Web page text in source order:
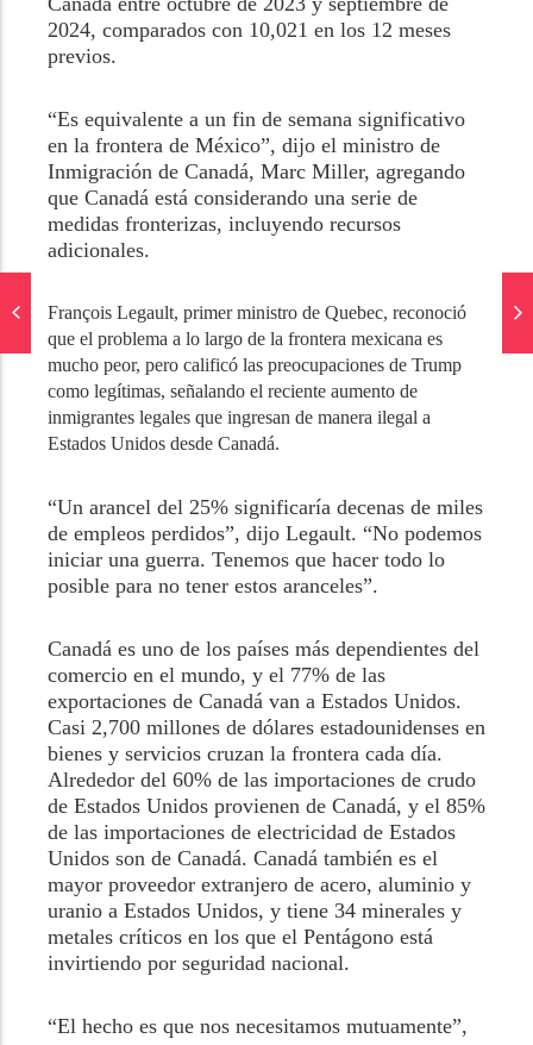
2024, comparados con 10,021 en los 12 meses
previos.
“Es equivalente a un fin de semana significativo
en la frontera de México”, dijo el ministro de
Inmigración de Canadá, Marc Miller, agregando
que Canadá está considerando una serie de
medidas fronterizas, incluyendo recursos
adicionales.
François Legault, primer ministro de Quebec, reconoció
que el problema a lo largo de la frontera mexicana es
mucho peor, pero calificó las preocupaciones de Trump
como legítimas, señalando el reciente aumento de
inmigrantes legales que ingresan de manera ilegal a
Estados Unidos desde Canadá.
“Un arancel del 25% significaría decenas de miles
de empleos perdidos”, dijo Legault. “No podemos
iniciar una guerra. Tenemos que hacer todo lo
posible para no tener estos aranceles”.
Canadá es uno de los países más dependientes del
comercio en el mundo, y el 77% de las
exportaciones de Canadá van a Estados Unidos.
Casi 2,700 millones de dólares estadounidenses en
bienes y servicios cruzan la frontera cada día.
Alrededor del 60% de las importaciones de crudo
de Estados Unidos provienen de Canadá, y el 85%
de las importaciones de electricidad de Estados
Unidos son de Canadá. Canadá también es el
mayor proveedor extranjero de acero, aluminio y
uranio a Estados Unidos, y tiene 34 minerales y
metales críticos en los que el Pentágono está
invirtiendo por seguridad nacional.
“El hecho es que nos necesitamos mutuamente”,